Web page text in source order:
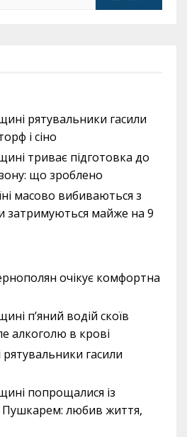
рятувальники гасили
і сіно
триває підготовка до
що зроблено
масово вибиваються з
затримуються майже на 9
очікує комфортна
п’яний водій скоїв
алкоголю в крові
рятувальники гасили
попрощалися із
любив життя,